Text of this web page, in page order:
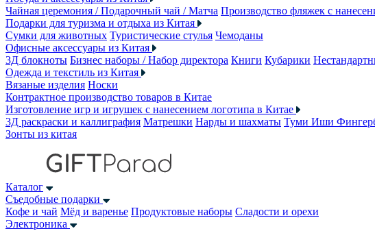
Чайная церемония / Подарочный чай / Матча Производство фляжек с
Подарки для туризма и отдыха из Китая
Сумки для животных Туристические стулья Чемоданы
Офисные аксессуары из Китая
3Д блокноты Бизнес наборы / Набор директора Книги Кубарики
Одежда и текстиль из Китая
Вязаные изделия Носки
Контрактное производство товаров в Китае
Изготовление игр и игрушек с нанесением логотипа в Китае
3Д раскраски и каллиграфия Матрешки Нарды и шахматы Туми Иши
Зонты из китая
Каталог
Съедобные подарки
Кофе и чай Мёд и варенье Продуктовые наборы Сладости и орехи
Электроника